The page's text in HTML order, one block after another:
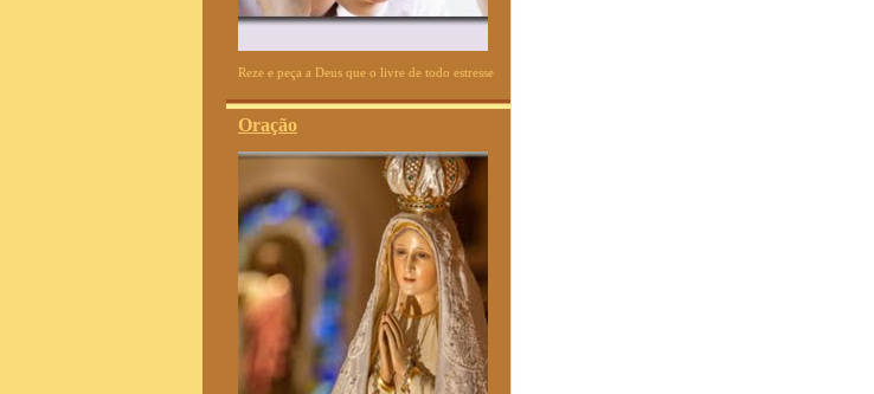
Reze e peça a Deus que o livre de todo estresse
Oração